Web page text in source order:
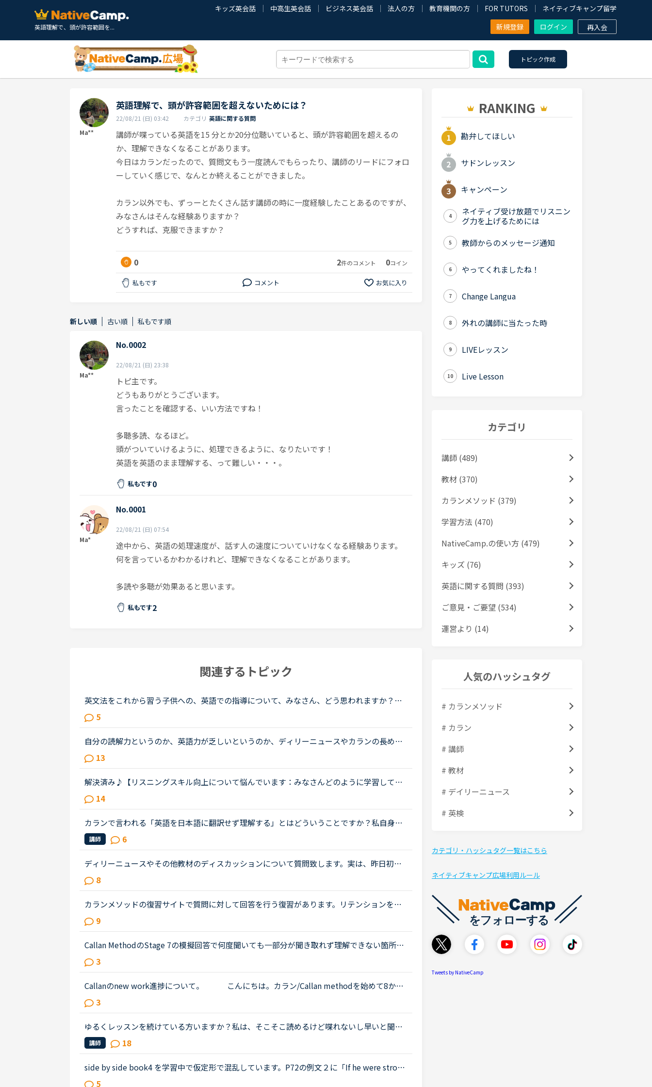
英語理解で、頭が許容範囲を...
キッズ英会話 中高生英会話 ビジネス英会話 法人の方 教育機関の方 FOR TUTORS
ネイティブキャンプ留学
新規登録
ログイン 再入会
トピック作成
Ma**
英語理解で、頭が許容範囲を超えないためには？
22/08/21 (日) 03:42 カテゴリ 英語に関する質問
講師が喋っている英語を15 分とか20分位聴いていると、頭が許容範囲を超えるの
か、理解できなくなることがあります。
今日はカランだったので、質問文もう一度読んでもらったり、講師のリードにフォロ
ーしていく感じで、なんとか終えることができました。
カラン以外でも、ずっーとたくさん話す講師の時に一度経験したことあるのですが、
みなさんはそんな経験ありますか？
どうすれば、克服できますか？
0 2件のコメント 0コイン
私もです コメント お気に入り
新しい順 古い順 私もです順
Ma**
No.0002
22/08/21 (日) 23:38
トピ主です。
どうもありがとうございます。
言ったことを確認する、いい方法ですね！
多聴多読、なるほど。
頭がついていけるように、処理できるように、なりたいです！
英語を英語のまま理解する、って難しい・・・。
私もです0
Ma*
No.0001
22/08/21 (日) 07:54
途中から、英語の処理速度が、話す人の速度についていけなくなる経験あります。
何を言っているかわかるけれど、理解できなくなることがあります。
多読や多聴が効果あると思います。
私もです2
関連するトピック
英文法をこれから習う子供への、英語での指導について、みなさん、どう思われますか？私
は、説明そのものを英語で行うのは、少なくとも中学校の文法の範囲が一通り終わらない
と、なかなか厳しいのではないかと思...
5
自分の読解力というのか、英語力が乏しいというのか、ディリーニュースやカランの長め文
章でもそうなのですが、黙読しただけでは理解できないというか、字面だけ追って読んでい
てもなかなか内容が理解できないと...
13
解決済み♪【リスニングスキル向上について悩んでいます：みなさんどのように学習してい
ますか。】●私の英語力私は、「聞こえない」ことが課題だと考えているTOEIC600コースを
中心に受講中のもうすぐ40歳です。・T...
14
カランで言われる「英語を日本語に翻訳せず理解する」とはどういうことですか？私自身は
カラン1からはじめ、今はカラン5に入ったところです。聞きたいのは●英語のまま理解でき
ているのか？日本語に翻訳してしまっ...
講師 6
ディリーニュースやその他教材のディスカッションについて質問致します。実は、昨日初め
てネイティブキャンプを利用し、ディリーニュースの初級レベルを受けました。いきなりつ
まづいては、先生はもとより自分自...
8
カランメソッドの復習サイトで質問に対して回答を行う復習があります。リテンションを鍛
えるために、文字を見ないで聞き取ったことに回答（＋録音）しています。この中で、単語
も文法もすべてわかるのですが、文...
9
Callan MethodのStage 7の模擬回答で何度聞いても一部分が聞き取れず理解できない箇所が
あり、下記の英文について質問致します。Callan MethodのStage 7の音声アプリの下記の模
擬回答についてですが、その模擬回...
3
Callanのnew work進捗について。 こんにちは。カラン/Callan methodを始めて8か月
で現在、stage 7におります。Callanの学習方法は、lesson前30分でdaily revisionの範囲をre
adingして準備、lesson本番に臨み...
3
ゆるくレッスンを続けている方いますか？私は、そこそこ読めるけど喋れないし早いと聞き
取れない40代半ばの初級者です。レッスン時間はどんなに忙しくても作り出すものだと頭で
はわかっていますが、私は気持ちの...
講師 18
side by side book4 を学習中で仮定形で混乱しています。P72の例文２に「If he were strong
er, he'd be able be able to lift weights.」とあり、その下に「※ If [I,he,she,it,we,you,they]
5
RANKING
勘弁してほしい
サドンレッスン
キャンペーン
4
ネイティブ受け放題でリスニン
グ力を上げるためには
5 教師からのメッセージ通知
6 やってくれましたね！
7 Change Langua
8 外れの講師に当たった時
9 LIVEレッスン
10 Live Lesson
カテゴリ
講師 (489)
教材 (370)
カランメソッド (379)
学習方法 (470)
NativeCamp.の使い方 (479)
キッズ (76)
英語に関する質問 (393)
ご意見・ご要望 (534)
運営より (14)
人気のハッシュタグ
# カランメソッド
# カラン
# 講師
# 教材
# デイリーニュース
# 英検
カテゴリ・ハッシュタグ一覧はこちら
ネイティブキャンプ広場利用ルール
Tweets by NativeCamp